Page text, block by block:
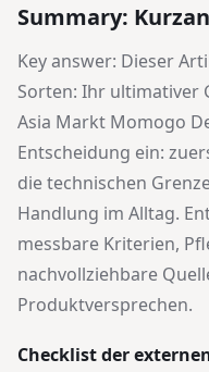
Summary:
Key answer: Dieser
Sorten: Ihr ultimativer
Asia Markt Momogo
Entscheidung ein:
die technischen
Handlung im Alltag.
messbare Kriterien,
nachvollziehbare
Produktversprechen.
Checklist der